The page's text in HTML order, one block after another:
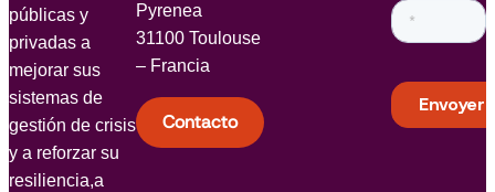
públicas y
privadas a
mejorar sus
sistemas de
gestión de crisis
y a reforzar su
resiliencia,a
Pyrenea
31100 Toulouse
– Francia
Contacto